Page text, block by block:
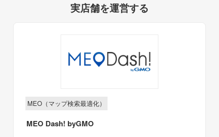
実店舗を運営する
MEO（マップ検索最適化）
MEO Dash! byGMO